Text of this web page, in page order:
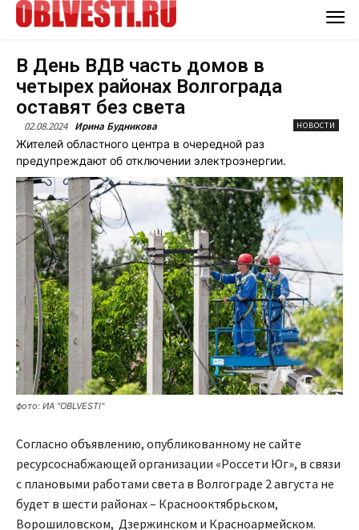
В День ВДВ часть домов в
четырех районах Волгограда
оставят без света
02.08.2024 Ирина Будникова НОВОСТИ
Жителей областного центра в очередной раз
предупреждают об отключении электроэнергии.
фото: ИА "OBLVESTI"
Согласно объявлению, опубликованному не сайте
ресурсоснабжающей организации «Россети Юг», в связи
с плановыми работами света в Волгограде 2 августа не
будет в шести районах – Краснооктябрьском,
Ворошиловском, Дзержинском и Красноармейском.